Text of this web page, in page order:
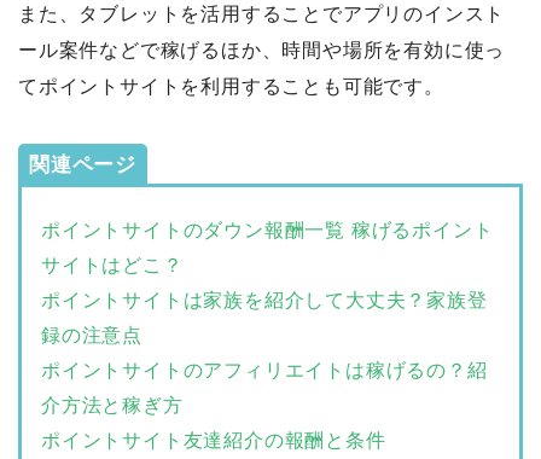
また、タブレットを活用することでアプリのインスト
ール案件などで稼げるほか、時間や場所を有効に使っ
てポイントサイトを利用することも可能です。
関連ページ
ポイントサイトのダウン報酬一覧 稼げるポイント
サイトはどこ？
ポイントサイトは家族を紹介して大丈夫？家族登
録の注意点
ポイントサイトのアフィリエイトは稼げるの？紹
介方法と稼ぎ方
ポイントサイト友達紹介の報酬と条件